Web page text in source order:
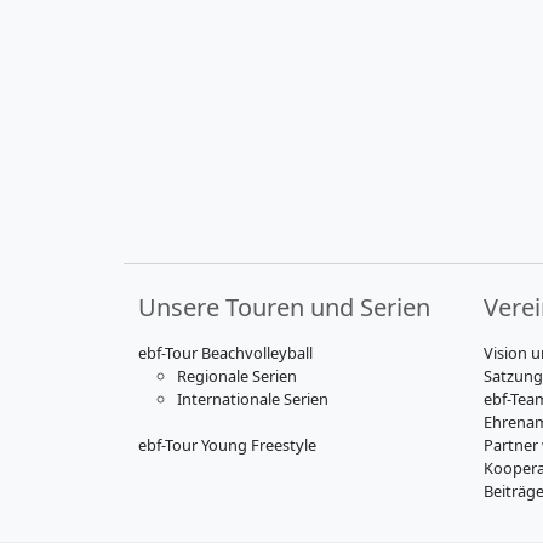
Unsere Touren und Serien
ebf-Tour Beachvolleyball
Regionale Serien
Internationale Serien
ebf-Tour Young Freestyle
Vision
Satzung
ebf-
Partner